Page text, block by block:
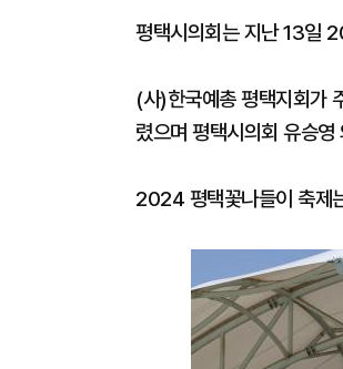
평택시의회는 지난 13일
(사)한국예총 평택지회가
렸으며 평택시의회 유승
2024 평택꽃나들이 축